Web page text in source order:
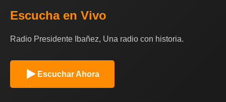
Escucha en Vivo
Radio Presidente Ibañez, Una radio con historia.
Escuchar Ahora